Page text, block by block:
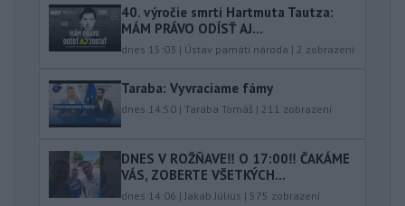
40.⁠ ⁠výročie smrti Hartmuta Tautza:
MÁM PRÁVO ODÍSŤ AJ...
dnes 15:03 | Ústav pamäti národa | 2 zobrazení
Taraba: Vyvraciame fámy
dnes 14:50 | Taraba Tomáš | 211 zobrazení
DNES V ROŽŇAVE‼️ O 17:00‼️ ČAKÁME
VÁS, ZOBERTE VŠETKÝCH...
dnes 14:06 |Jakab Július | 575 zobrazení